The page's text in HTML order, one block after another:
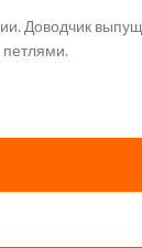
Доводчик